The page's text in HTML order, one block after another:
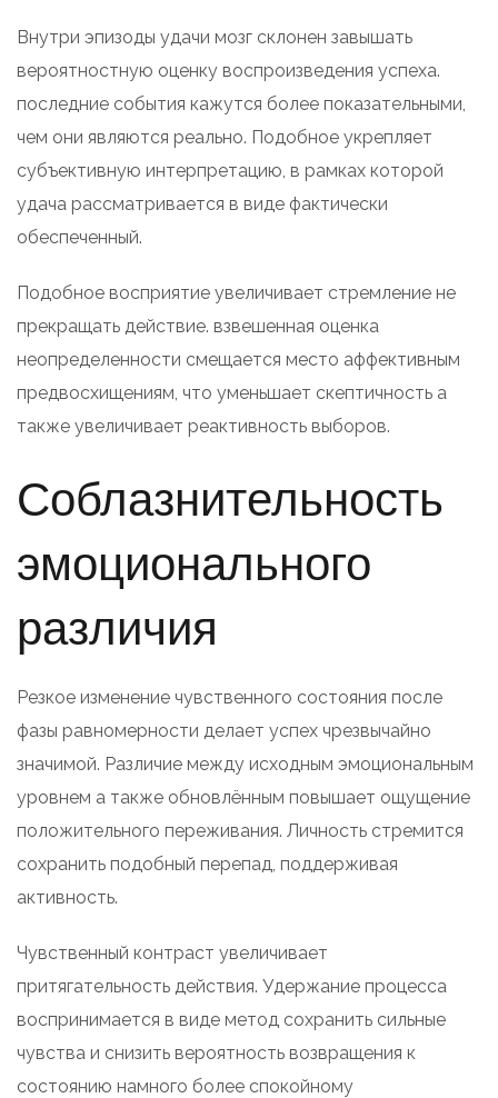
Внутри эпизоды удачи мозг склонен завышать
вероятностную оценку воспроизведения успеха.
последние события кажутся более показательными,
чем они являются реально. Подобное укрепляет
субъективную интерпретацию, в рамках которой
удача рассматривается в виде фактически
обеспеченный.
Подобное восприятие увеличивает стремление не
прекращать действие. взвешенная оценка
неопределенности смещается место аффективным
предвосхищениям, что уменьшает скептичность а
также увеличивает реактивность выборов.
Соблазнительность
эмоционального
различия
Резкое изменение чувственного состояния после
фазы равномерности делает успех чрезвычайно
значимой. Различие между исходным эмоциональным
уровнем а также обновлённым повышает ощущение
положительного переживания. Личность стремится
сохранить подобный перепад, поддерживая
активность.
Чувственный контраст увеличивает
притягательность действия. Удержание процесса
воспринимается в виде метод сохранить сильные
чувства и снизить вероятность возвращения к
состоянию намного более спокойному